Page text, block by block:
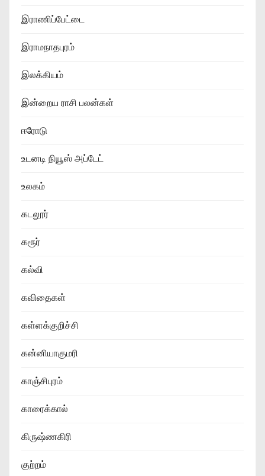
இராணிப்பேட்டை
இராமநாதபுரம்
இலக்கியம்
இன்றைய ராசி பலன்கள்
ஈரோடு
உடனடி நியூஸ் அப்டேட்
உலகம்
கடலூர்
கரூர்
கல்வி
கவிதைகள்
கள்ளக்குறிச்சி
கன்னியாகுமரி
காஞ்சிபுரம்
காரைக்கால்
கிருஷ்ணகிரி
குற்றம்